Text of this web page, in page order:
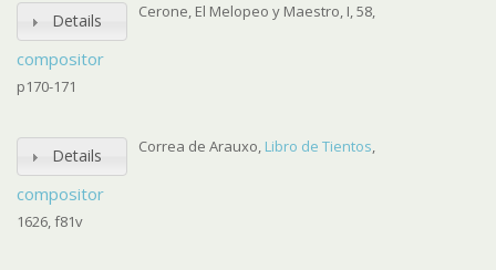
Details
compositor
Cerone, El Melopeo y Maestro, I, 58,
p170-171
Details
compositor
Correa de Arauxo, Libro de Tientos,
1626, f81v